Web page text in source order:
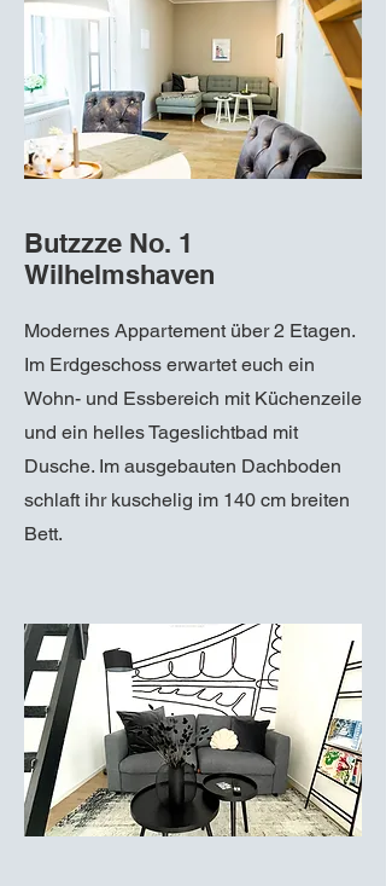
Butzzze No. 1
Wilhelmshaven
Modernes Appartement über 2 Etagen.
Im Erdgeschoss erwartet euch ein
Wohn- und Essbereich mit Küchenzeile
und ein helles Tageslichtbad mit
Dusche. Im ausgebauten Dachboden
schlaft ihr kuschelig im 140 cm breiten
Bett.